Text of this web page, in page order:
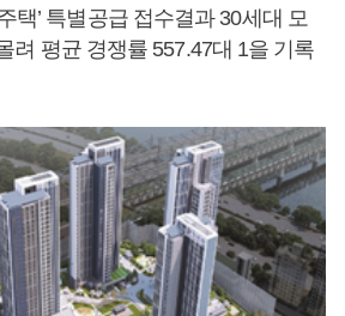
택’ 특별공급 접수결과 30세대 모
려 평균 경쟁률 557.47대 1을 기록